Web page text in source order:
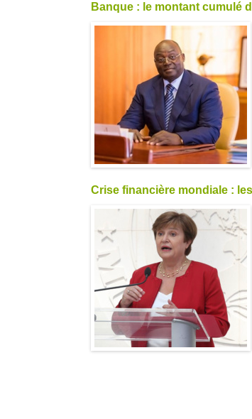
Banque : le montant cumulé
Crise financière mondiale :